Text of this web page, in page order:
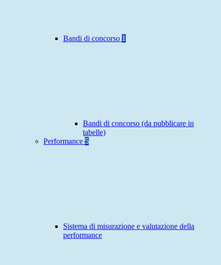
Bandi di concorso 1
Bandi di concorso (da pubblicare in
tabelle)
Performance 5
Sistema di misurazione e valutazione della
performance